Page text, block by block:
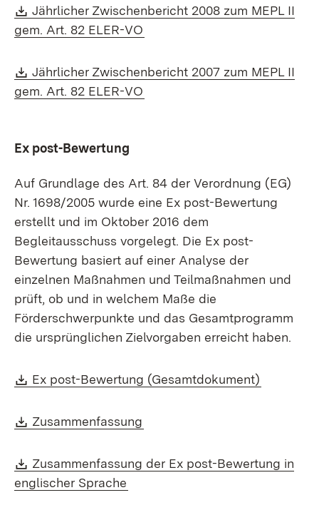
Download:
Jährlicher Zwischenbericht 2008 zum MEPL II
gem. Art. 82 ELER-VO
Download:
Jährlicher Zwischenbericht 2007 zum MEPL II
gem. Art. 82 ELER-VO
Ex post-Bewertung
Auf Grundlage des Art. 84 der Verordnung (EG)
Nr. 1698/2005 wurde eine Ex post-Bewertung
erstellt und im Oktober 2016 dem
Begleitausschuss vorgelegt. Die Ex post-
Bewertung basiert auf einer Analyse der
einzelnen Maßnahmen und Teilmaßnahmen und
prüft, ob und in welchem Maße die
Förderschwerpunkte und das Gesamtprogramm
die ursprünglichen Zielvorgaben erreicht haben.
Download:
Ex post-Bewertung (Gesamtdokument)
Download:
Zusammenfassung
Download:
Zusammenfassung der Ex post-Bewertung in
englischer Sprache